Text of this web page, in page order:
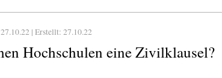
| Erstellt: 27.10.22
Hochschulen eine Zivilklausel?